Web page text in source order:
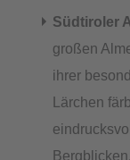
Südtiroler
großen
ihrer
Lärchen